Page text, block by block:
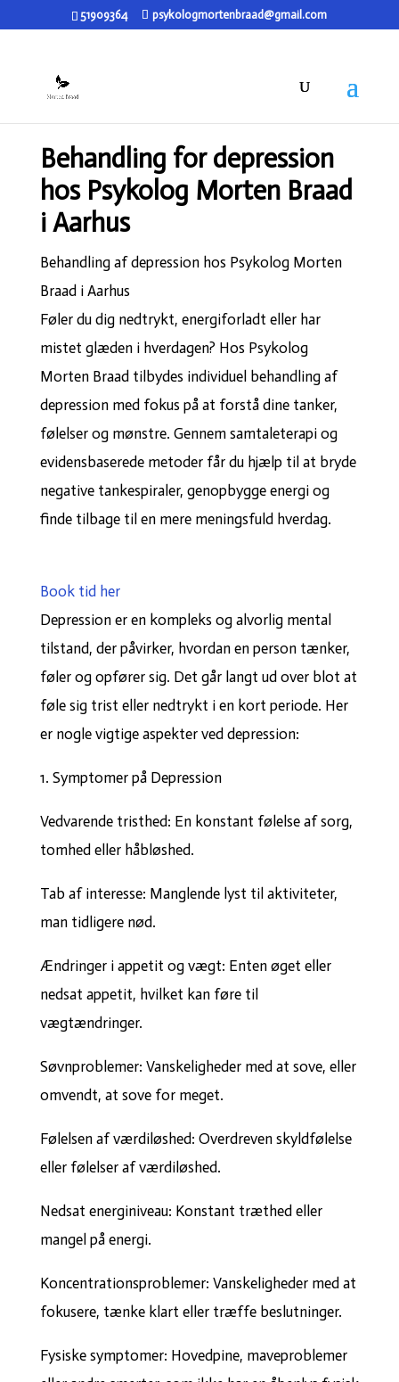
51909364 psykologmortenbraad@gmail.com
Behandling for depression
hos Psykolog Morten Braad
i Aarhus
Behandling af depression hos Psykolog Morten
Braad i Aarhus
Føler du dig nedtrykt, energiforladt eller har
mistet glæden i hverdagen? Hos Psykolog
Morten Braad tilbydes individuel behandling af
depression med fokus på at forstå dine tanker,
følelser og mønstre. Gennem samtaleterapi og
evidensbaserede metoder får du hjælp til at bryde
negative tankespiraler, genopbygge energi og
finde tilbage til en mere meningsfuld hverdag.
Book tid her
Depression er en kompleks og alvorlig mental
tilstand, der påvirker, hvordan en person tænker,
føler og opfører sig. Det går langt ud over blot at
føle sig trist eller nedtrykt i en kort periode. Her
er nogle vigtige aspekter ved depression:
1. Symptomer på Depression
Vedvarende tristhed: En konstant følelse af sorg,
tomhed eller håbløshed.
Tab af interesse: Manglende lyst til aktiviteter,
man tidligere nød.
Ændringer i appetit og vægt: Enten øget eller
nedsat appetit, hvilket kan føre til
vægtændringer.
Søvnproblemer: Vanskeligheder med at sove, eller
omvendt, at sove for meget.
Følelsen af værdiløshed: Overdreven skyldfølelse
eller følelser af værdiløshed.
Nedsat energiniveau: Konstant træthed eller
mangel på energi.
Koncentrationsproblemer: Vanskeligheder med at
fokusere, tænke klart eller træffe beslutninger.
Fysiske symptomer: Hovedpine, maveproblemer